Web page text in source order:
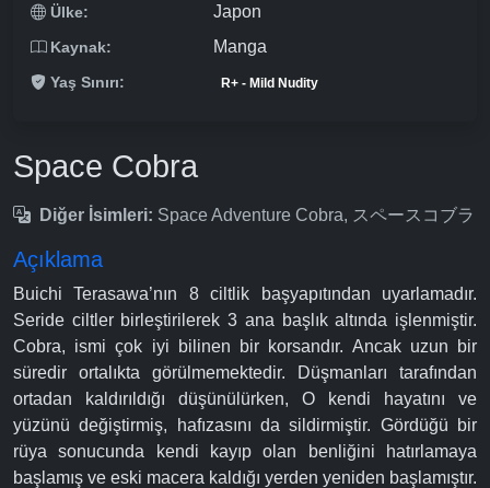
Ülke: Japon
Kaynak: Manga
Yaş Sınırı: R+ - Mild Nudity
Space Cobra
Diğer İsimleri: Space Adventure Cobra, スペースコブラ
Açıklama
Buichi Terasawa’nın 8 ciltlik başyapıtından uyarlamadır.
Seride ciltler birleştirilerek 3 ana başlık altında işlenmiştir.
Cobra, ismi çok iyi bilinen bir korsandır. Ancak uzun bir
süredir ortalıkta görülmemektedir. Düşmanları tarafından
ortadan kaldırıldığı düşünülürken, O kendi hayatını ve
yüzünü değiştirmiş, hafızasını da sildirmiştir. Gördüğü bir
rüya sonucunda kendi kayıp olan benliğini hatırlamaya
başlamış ve eski macera kaldığı yerden yeniden başlamıştır.